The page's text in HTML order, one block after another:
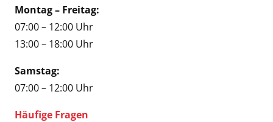
Montag – Freitag:
07:00 – 12:00 Uhr
13:00 – 18:00 Uhr
Samstag:
07:00 – 12:00 Uhr
Häufige Fragen